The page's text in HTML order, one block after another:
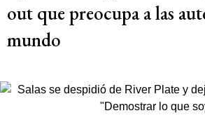
out que preocupa a las
mundo